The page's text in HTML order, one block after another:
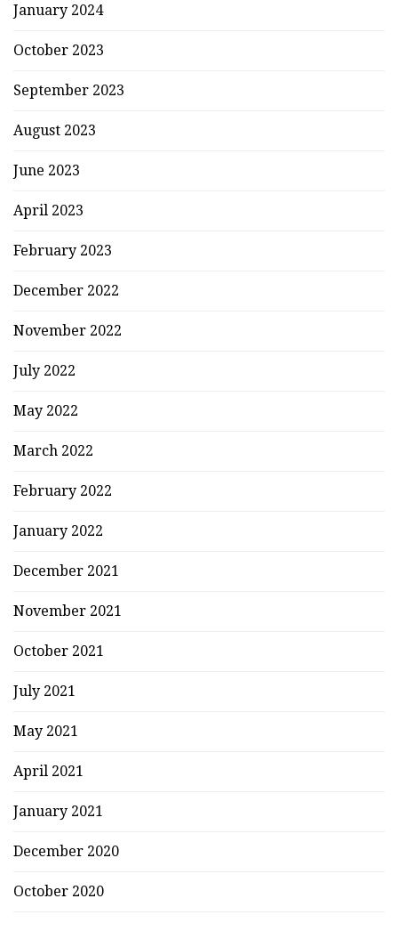
January 2024
October 2023
September 2023
August 2023
June 2023
April 2023
February 2023
December 2022
November 2022
July 2022
May 2022
March 2022
February 2022
January 2022
December 2021
November 2021
October 2021
July 2021
May 2021
April 2021
January 2021
December 2020
October 2020